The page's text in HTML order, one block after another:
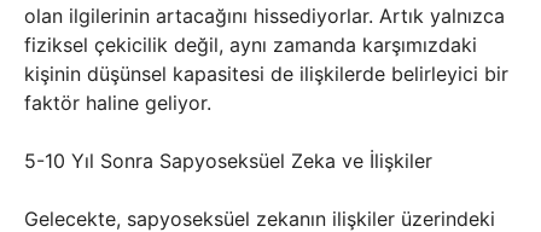
olan ilgilerinin artacağını hissediyorlar. Artık yalnızca
fiziksel çekicilik değil, aynı zamanda karşımızdaki
kişinin düşünsel kapasitesi de ilişkilerde belirleyici bir
faktör haline geliyor.
5-10 Yıl Sonra Sapyoseksüel Zeka ve İlişkiler
Gelecekte, sapyoseksüel zekanın ilişkiler üzerindeki